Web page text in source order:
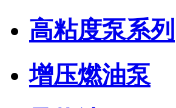
高粘度泵系列
增压燃油泵